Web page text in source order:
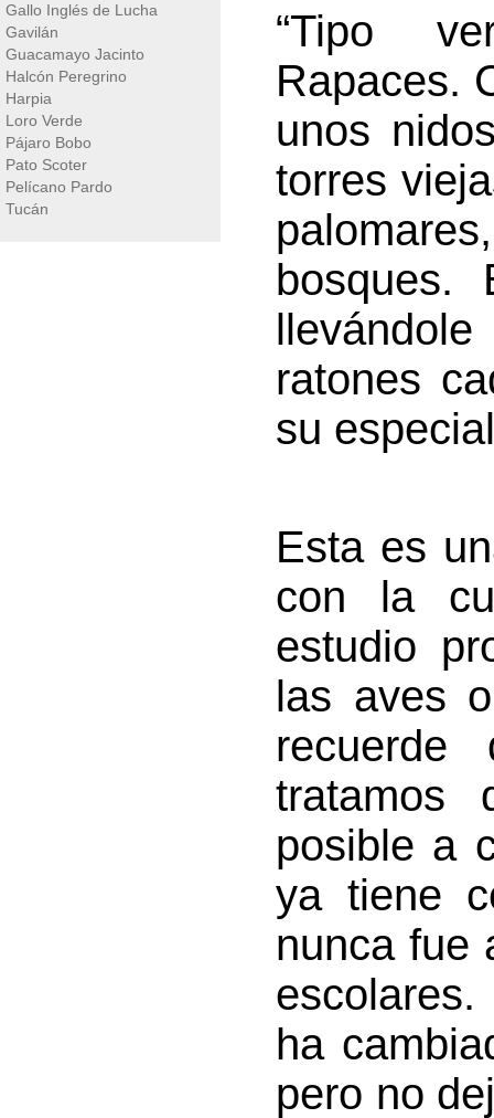
Gallo Inglés de Lucha
Gavilán
Guacamayo Jacinto
Halcón Peregrino
Harpia
Loro Verde
Pájaro Bobo
Pato Scoter
Pelícano Pardo
Tucán
“Tipo
Rapaces.
unos
torres
bosques.
ratones
su
Esta es
con la
estudio
las aves
recuerde
tratamos
posible a
ya tiene
nunca fue
ha
pero no